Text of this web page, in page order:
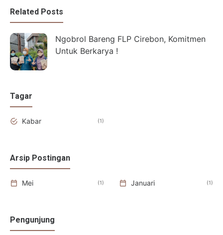
Related Posts
Ngobrol Bareng FLP Cirebon, Komitmen
Untuk Berkarya !
Tagar
Kabar 1
Arsip Postingan
Mei 1 Januari 1
Pengunjung